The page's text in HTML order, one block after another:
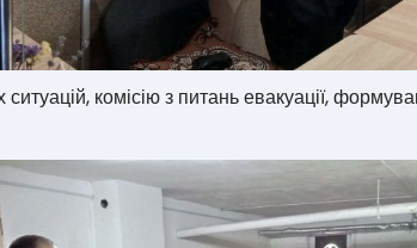
комісію з питань евакуації,